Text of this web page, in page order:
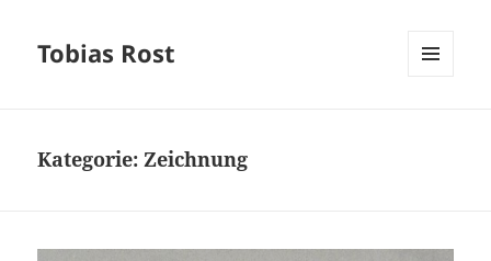
Tobias Rost
Kategorie:Zeichnung